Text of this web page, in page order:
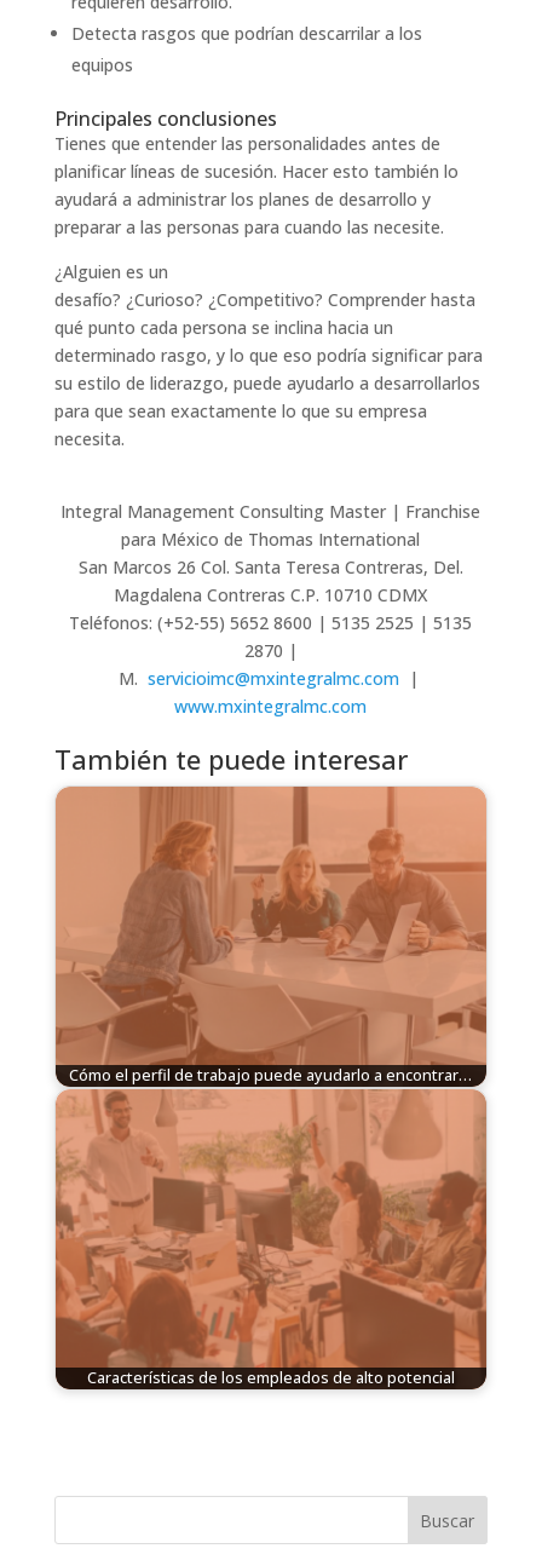
Detecta rasgos que podrían descarrilar a los
equipos
Principales conclusiones
Tienes que entender las personalidades antes de
planificar líneas de sucesión. Hacer esto también lo
ayudará a administrar los planes de desarrollo y
preparar a las personas para cuando las necesite.
¿Alguien es un
desafío? ¿Curioso? ¿Competitivo? Comprender hasta
qué punto cada persona se inclina hacia un
determinado rasgo, y lo que eso podría significar para
su estilo de liderazgo, puede ayudarlo a desarrollarlos
para que sean exactamente lo que su empresa
necesita.
Integral Management Consulting Master | Franchise
para México de Thomas International
San Marcos 26 Col. Santa Teresa Contreras, Del.
Magdalena Contreras C.P. 10710 CDMX
Teléfonos: (+52-55) 5652 8600 | 5135 2525 | 5135
2870 |
M. servicioimc@mxintegralmc.com|
www.mxintegralmc.com
También te puede interesar
Cómo el perfil de trabajo puede ayudarlo a encontrar…
Características de los empleados de alto potencial